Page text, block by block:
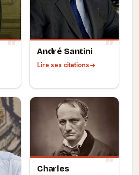
André Santini
Lire ses citations
Charles